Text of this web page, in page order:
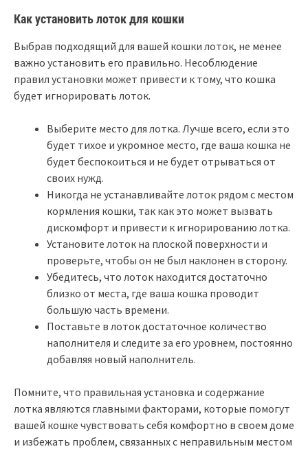
Как установить лоток для кошки
Выбрав подходящий для вашей кошки лоток, не менее
важно установить его правильно. Несоблюдение
правил установки может привести к тому, что кошка
будет игнорировать лоток.
Выберите место для лотка. Лучше всего, если это
будет тихое и укромное место, где ваша кошка не
будет беспокоиться и не будет отрываться от
своих нужд.
Никогда не устанавливайте лоток рядом с местом
кормления кошки, так как это может вызвать
дискомфорт и привести к игнорированию лотка.
Установите лоток на плоской поверхности и
проверьте, чтобы он не был наклонен в сторону.
Убедитесь, что лоток находится достаточно
близко от места, где ваша кошка проводит
большую часть времени.
Поставьте в лоток достаточное количество
наполнителя и следите за его уровнем, постоянно
добавляя новый наполнитель.
Помните, что правильная установка и содержание
лотка являются главными факторами, которые помогут
вашей кошке чувствовать себя комфортно в своем доме
и избежать проблем, связанных с неправильным местом